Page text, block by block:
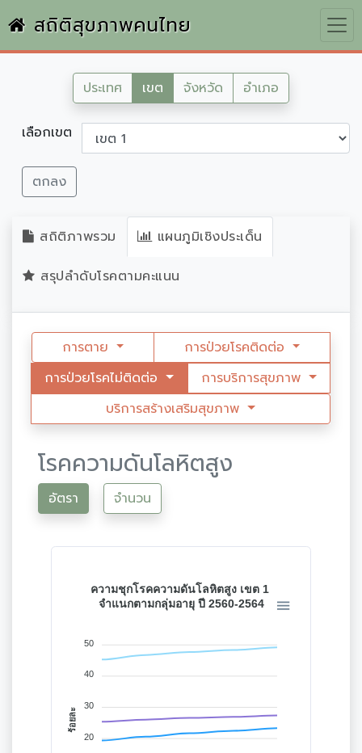
สถิติสุขภาพคนไทย
ประเทศ เขต จังหวัด อำเภอ
เลือกเขต
ตกลง
สถิติภาพรวม แผนภูมิเชิงประเด็น
สรุปลำดับโรคตามคะแนน
การตาย
การป่วยโรคติดต่อ
การป่วยโรคไม่ติดต่อ
การบริการสุขภาพ
บริการสร้างเสริมสุขภาพ
โรคความดันโลหิตสูง
อัตรา จำนวน